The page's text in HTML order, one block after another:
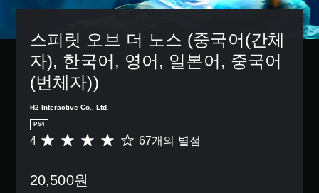
스피릿 오브 더 노스 (중국어(간체
자), 한국어, 영어, 일본어, 중국어
(번체자))
H2 Interactive Co., Ltd.
PS4
총
별
4 67개의 별점
20,500원